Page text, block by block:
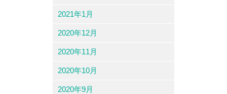
2021年1月
2020年12月
2020年11月
2020年10月
2020年9月